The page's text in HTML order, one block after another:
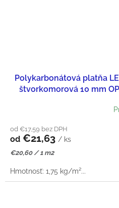
Polykarbonátová platňa
štvorkomorová 10 mm
od €17,59 bez DPH
od €21,63 / ks
Jednotková
€20,60 / 1 m2
Hmotnosť: 1,75 kg/m²...